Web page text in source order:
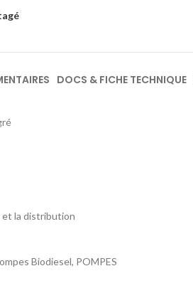
DOCS & FICHE TECHNIQUE
et la distribution
Biodiesel, POMPES